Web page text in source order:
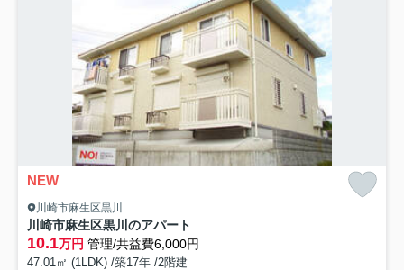
NEW
川崎市麻生区黒川
川崎市麻生区黒川のアパート
10.1万円 管理/共益費6,000円
47.01㎡ (1LDK) /築17年 /2階建